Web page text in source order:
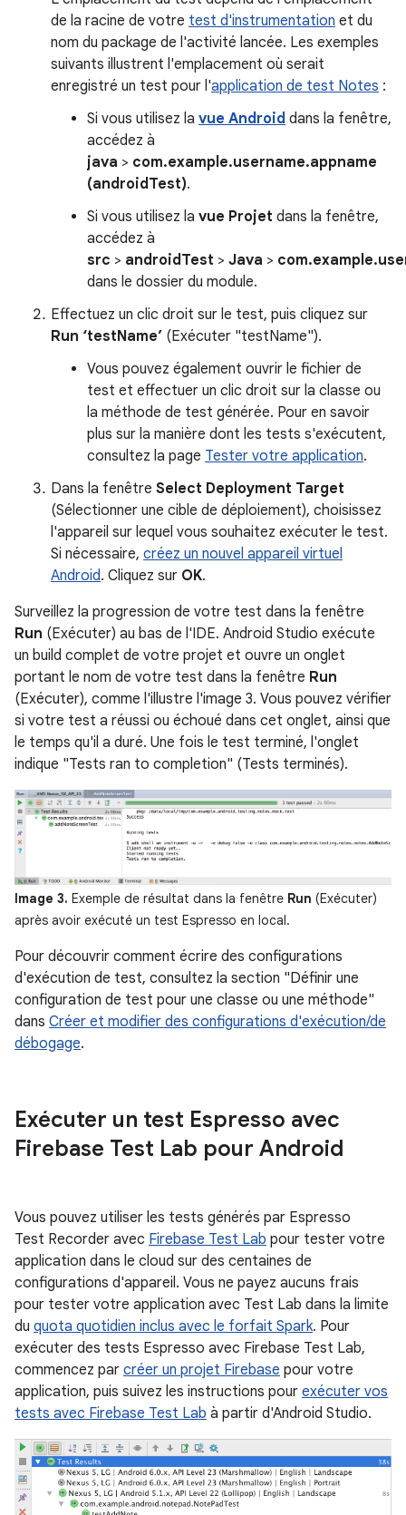
de la racine de votre test d'instrumentation et du
nom du package de l'activité lancée. Les exemples
suivants illustrent l'emplacement où serait
enregistré un test pour l'application de test Notes :
Si vous utilisez la vue Android dans la fenêtre,
accédez à
java > com.example.username.appname
(androidTest).
Si vous utilisez la vue Projet dans la fenêtre,
accédez à
src > androidTest > Java >
dans le dossier du module.
Effectuez un clic droit sur le test, puis cliquez sur
Run ‘testName’ (Exécuter "testName").
Vous pouvez également ouvrir le fichier de
test et effectuer un clic droit sur la classe ou
la méthode de test générée. Pour en savoir
plus sur la manière dont les tests s'exécutent,
consultez la page Tester votre application.
Dans la fenêtre Select Deployment Target
(Sélectionner une cible de déploiement), choisissez
l'appareil sur lequel vous souhaitez exécuter le test.
Si nécessaire, créez un nouvel appareil virtuel
Android. Cliquez sur OK.
Surveillez la progression de votre test dans la fenêtre
Run (Exécuter) au bas de l'IDE. Android Studio exécute
un build complet de votre projet et ouvre un onglet
portant le nom de votre test dans la fenêtre Run
(Exécuter), comme l'illustre l'image 3. Vous pouvez vérifier
si votre test a réussi ou échoué dans cet onglet, ainsi que
le temps qu'il a duré. Une fois le test terminé, l'onglet
indique "Tests ran to completion" (Tests terminés).
Image 3. Exemple de résultat dans la fenêtre Run (Exécuter)
après avoir exécuté un test Espresso en local.
Pour découvrir comment écrire des configurations
d'exécution de test, consultez la section "Définir une
configuration de test pour une classe ou une méthode"
dans Créer et modifier des configurations d'exécution/de
débogage.
Exécuter un test Espresso avec
Firebase Test Lab pour Android
Vous pouvez utiliser les tests générés par Espresso
Test Recorder avec Firebase Test Lab pour tester votre
application dans le cloud sur des centaines de
configurations d'appareil. Vous ne payez aucuns frais
pour tester votre application avec Test Lab dans la limite
du quota quotidien inclus avec le forfait Spark. Pour
exécuter des tests Espresso avec Firebase Test Lab,
commencez par créer un projet Firebase pour votre
application, puis suivez les instructions pour exécuter vos
tests avec Firebase Test Lab à partir d'Android Studio.